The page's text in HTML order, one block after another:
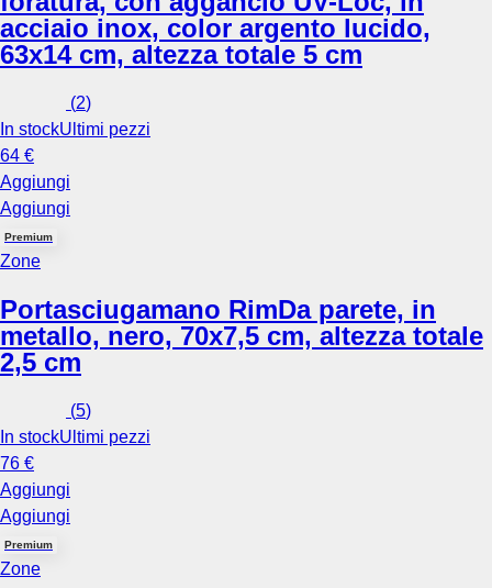
acciaio inox, color argento lucido,
63x14 cm, altezza totale 5 cm
(2)
In stockUltimi pezzi
64 €
Aggiungi
Aggiungi
Premium
Zone
Portasciugamano RimDa parete, in
metallo, nero, 70x7,5 cm, altezza totale
2,5 cm
(5)
In stockUltimi pezzi
76 €
Aggiungi
Aggiungi
Premium
Zone